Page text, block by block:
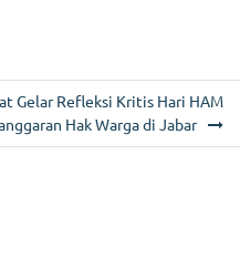
Gelar Refleksi Kritis Hari HAM
Hak Warga di Jabar